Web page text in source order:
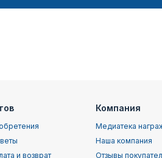
и возврат
Компания
Медиатека
Наша компания
Отзывы